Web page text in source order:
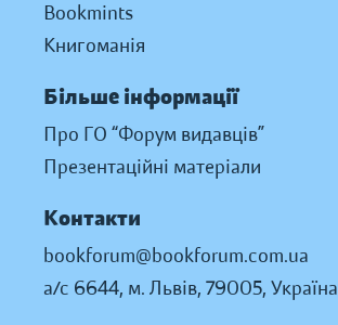
Bookmints
Книгоманія
Більше інформації
Про ГО “Форум видавців”
Презентаційні матеріали
Контакти
bookforum@bookforum.com.ua
а/с 6644, м. Львів, 79005, Україна